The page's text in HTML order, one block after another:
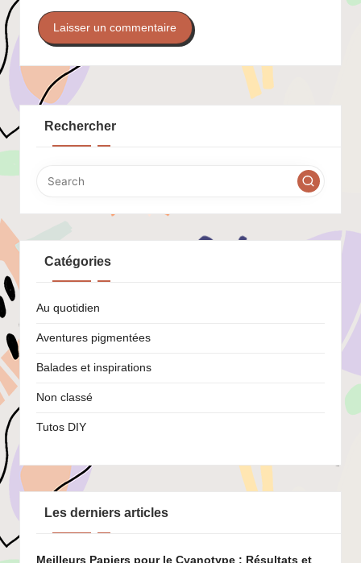
Rechercher
Catégories
Au quotidien
Aventures pigmentées
Balades et inspirations
Non classé
Tutos DIY
Les derniers articles
Meilleurs Papiers pour le Cyanotype : Résultats et